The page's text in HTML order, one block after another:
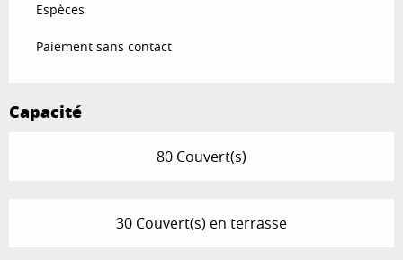
Espèces
Paiement sans contact
Capacité
80 Couvert(s)
30 Couvert(s) en terrasse